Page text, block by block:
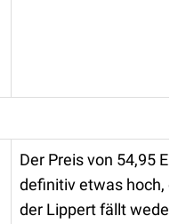
Der Preis von 54,95
definitiv etwas hoch,
der Lippert fällt weder